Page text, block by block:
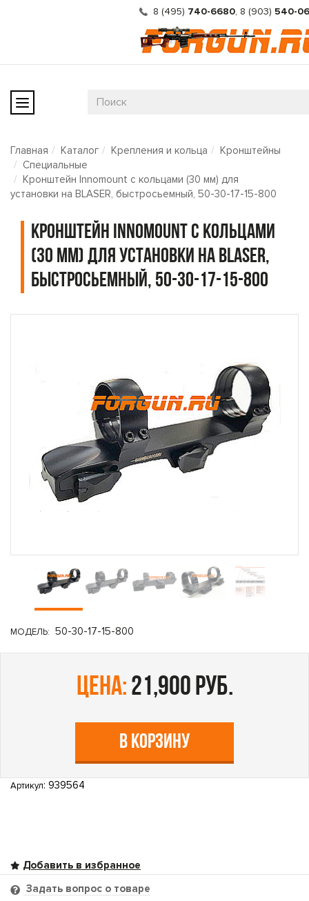
8 (495) 740-6680, 8 (903) 540-
Главная Каталог Крепления и кольца
Кронштейны
Специальные
Кронштейн Innomount с кольцами (30 мм) для
установки на BLASER, быстросьемный, 50-30-17-15-800
Кронштейн Innomount с кольцами
(30 мм) для установки на BLASER,
быстросьемный, 50-30-17-15-800
МОДЕЛЬ: 50-30-17-15-800
цена: 21,900 руб.
В КОРЗИНУ
Артикул: 939564
Задать вопрос о товаре